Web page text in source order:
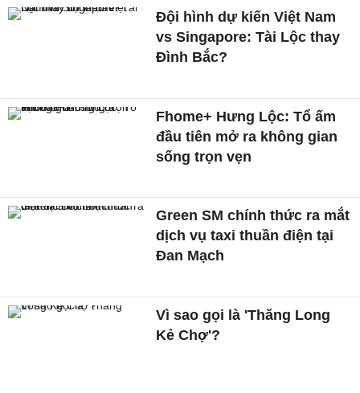
Đội hình dự kiến Việt Nam
vs Singapore: Tài Lộc thay
Đình Bắc?
Fhome+ Hưng Lộc: Tổ ấm
đầu tiên mở ra không gian
sống trọn vẹn
Green SM chính thức ra mắt
dịch vụ taxi thuần điện tại
Đan Mạch
Vì sao gọi là 'Thăng Long
Kẻ Chợ'?